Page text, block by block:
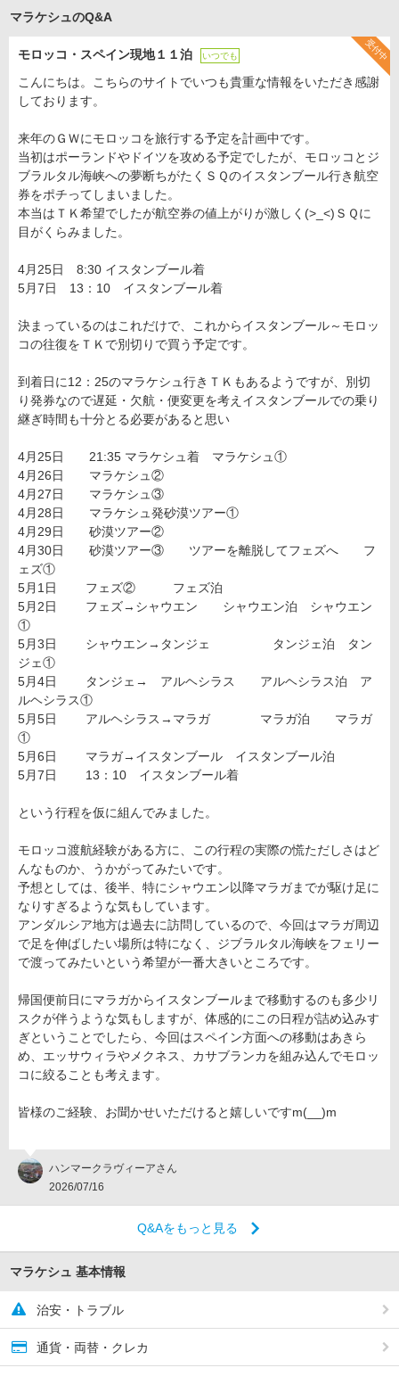
マラケシュのQ&A
受付中
モロッコ・スペイン現地１１泊 いつでも
こんにちは。こちらのサイトでいつも貴重な情報をいただき感謝
しております。
来年のＧＷにモロッコを旅行する予定を計画中です。
当初はポーランドやドイツを攻める予定でしたが、モロッコとジ
ブラルタル海峡への夢断ちがたくＳＱのイスタンブール行き航空
券をポチってしまいました。
本当はＴＫ希望でしたが航空券の値上がりが激しく(>_<)ＳＱに
目がくらみました。
4月25日 8:30 イスタンブール着
5月7日 13：10 イスタンブール着
決まっているのはこれだけで、これからイスタンブール～モロッ
コの往復をＴＫで別切りで買う予定です。
到着日に12：25のマラケシュ行きＴＫもあるようですが、別切
り発券なので遅延・欠航・便変更を考えイスタンブールでの乗り
継ぎ時間も十分とる必要があると思い
4月25日 21:35 マラケシュ着 マラケシュ①
4月26日 マラケシュ②
4月27日 マラケシュ③
4月28日 マラケシュ発砂漠ツアー①
4月29日 砂漠ツアー②
4月30日 砂漠ツアー③ ツアーを離脱してフェズへ フ
ェズ①
5月1日 フェズ② フェズ泊
5月2日 フェズ→シャウエン シャウエン泊 シャウエン
①
5月3日 シャウエン→タンジェ タンジェ泊 タン
ジェ①
5月4日 タンジェ→ アルヘシラス アルヘシラス泊 ア
ルヘシラス①
5月5日 アルヘシラス→マラガ マラガ泊 マラガ
①
5月6日 マラガ→イスタンブール イスタンブール泊
5月7日 13：10 イスタンブール着
という行程を仮に組んでみました。
モロッコ渡航経験がある方に、この行程の実際の慌ただしさはど
んなものか、うかがってみたいです。
予想としては、後半、特にシャウエン以降マラガまでが駆け足に
なりすぎるような気もしています。
アンダルシア地方は過去に訪問しているので、今回はマラガ周辺
で足を伸ばしたい場所は特になく、ジブラルタル海峡をフェリー
で渡ってみたいという希望が一番大きいところです。
帰国便前日にマラガからイスタンブールまで移動するのも多少リ
スクが伴うような気もしますが、体感的にこの日程が詰め込みす
ぎということでしたら、今回はスペイン方面への移動はあきら
め、エッサウィラやメクネス、カサブランカを組み込んでモロッ
コに絞ることも考えます。
皆様のご経験、お聞かせいただけると嬉しいですm(__)m
ハンマークラヴィーアさん
2026/07/16
Q&Aをもっと見る
マラケシュ 基本情報
治安・トラブル
通貨・両替・クレカ